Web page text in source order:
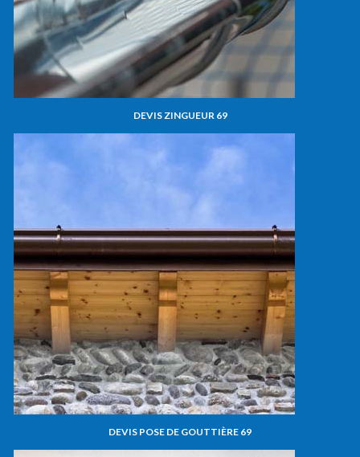
DEVIS ZINGUEUR 69
DEVIS POSE DE GOUTTIÈRE 69